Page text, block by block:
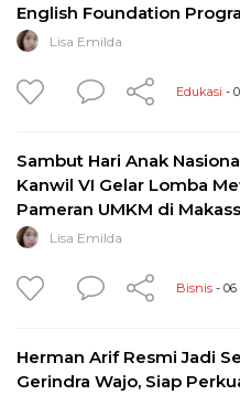
English Foundation
Lisa Emilda
Edukasi -
Sambut Hari Anak
Kanwil VI Gelar Lomba
Pameran UMKM di
Lisa Emilda
Bisnis - 06
Herman Arif Resmi Jadi
Gerindra Wajo, Siap